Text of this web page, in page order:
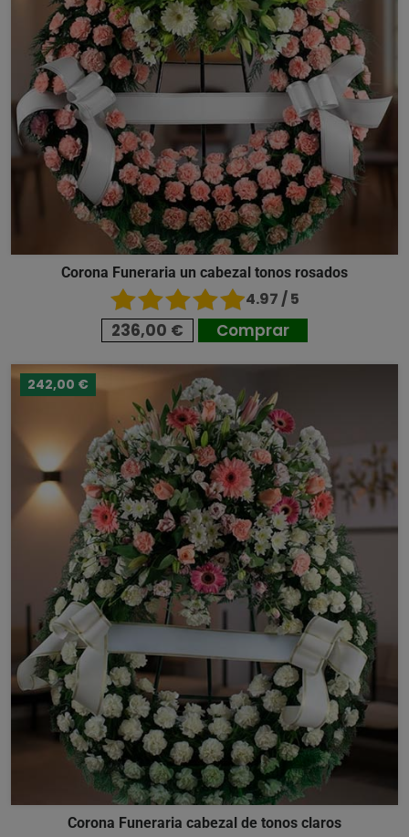
Corona Funeraria un cabezal tonos rosados
4.97 / 5
236,00 € Comprar
242,00 €
Corona Funeraria cabezal de tonos claros